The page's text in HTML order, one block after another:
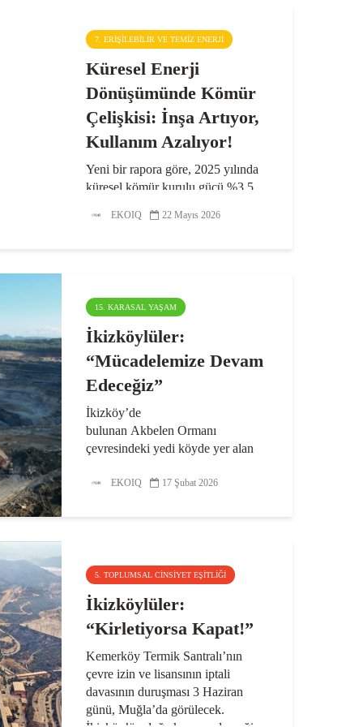
7. ERIŞILEBILIR VE TEMIZ ENERJI
Küresel Enerji
Dönüşümünde Kömür
Çelişkisi: İnşa Artıyor,
Kullanım Azalıyor!
Yeni bir rapora göre, 2025 yılında
küresel kömür kurulu gücü %3,5
elektrik üretimi %0,6 azaldı.
EKOIQ 22 Mayıs 2026
15. KARASAL YAŞAM
İkizköylüler:
“Mücadelemize Devam
Edeceğiz”
İkizköy’de
bulunan Akbelen Ormanı
çevresindeki yedi köyde yer alan
kamulaştırılmasına tepki gösteren
EKOIQ 17 Şubat 2026
5. TOPLUMSAL CINSIYET EŞITLIĞI
İkizköylüler:
“Kirletiyorsa Kapat!”
Kemerköy Termik Santralı’nın
çevre izin ve lisansının iptali
davasının duruşması 3 Haziran
günü, Muğla’da görülecek.